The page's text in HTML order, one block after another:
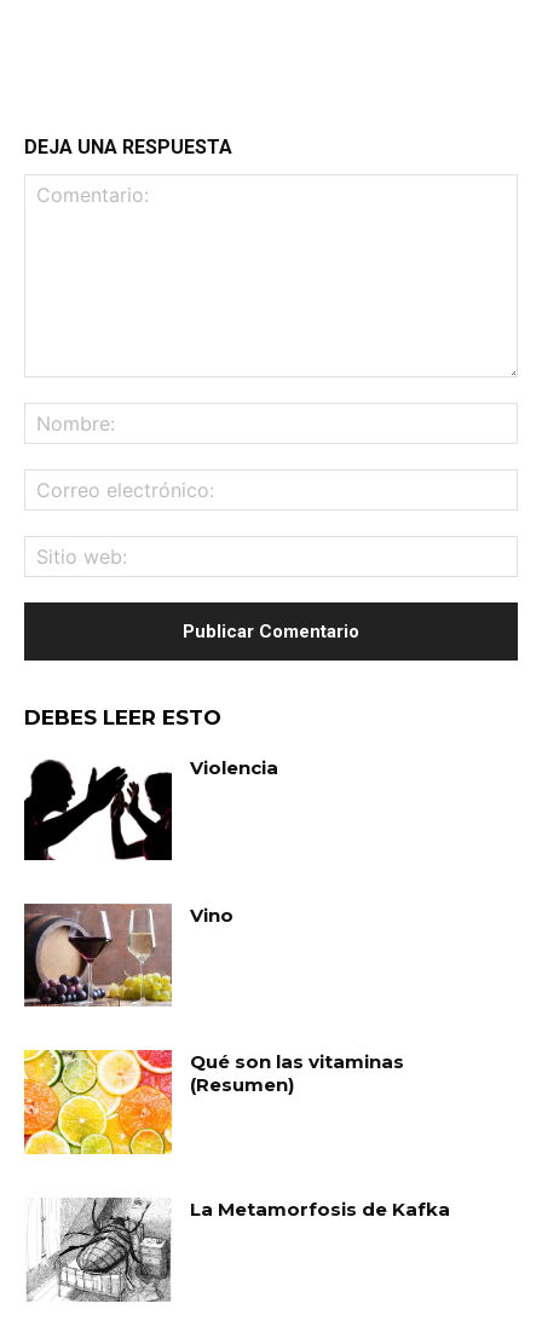
DEJA UNA RESPUESTA
DEBES LEER ESTO
Violencia
Vino
Qué son las vitaminas
(Resumen)
La Metamorfosis de Kafka